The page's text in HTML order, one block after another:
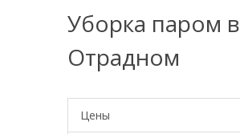
Уборка паром в
Отрадном
Цены